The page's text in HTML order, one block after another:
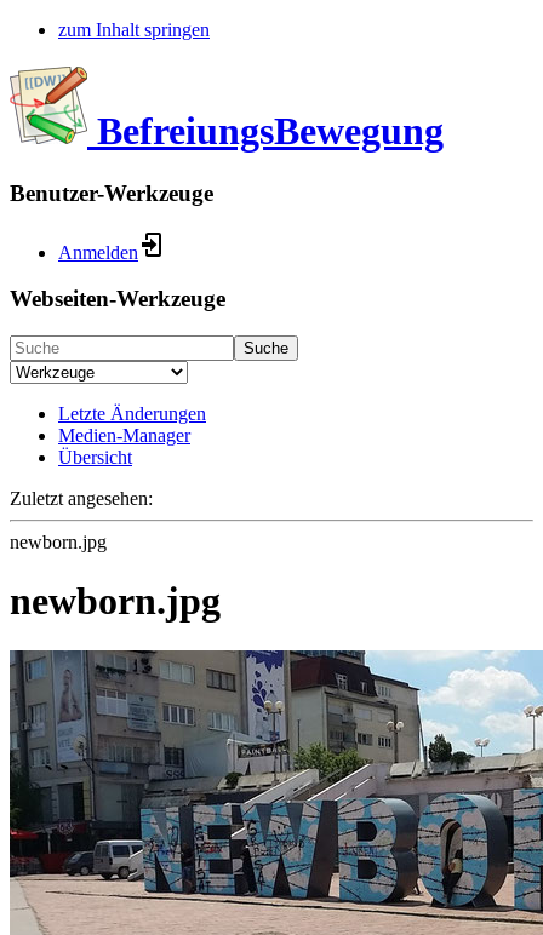
zum Inhalt springen
BefreiungsBewegung
Benutzer-Werkzeuge
Anmelden
Webseiten-Werkzeuge
Suche
Letzte Änderungen
Medien-Manager
Übersicht
Zuletzt angesehen:
newborn.jpg
newborn.jpg